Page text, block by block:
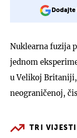
Nuklearna fuzija
jednom
u Velikoj
neograničenoj,
TRI